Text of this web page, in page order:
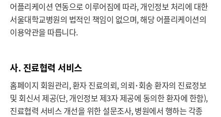
어플리케이션 연동으로 이루어짐에 따라, 개인정보 처리에 대한
서울대학교병원의 법적인 책임이 없으며, 해당 어플리케이션의
이용약관을 따릅니다.
사. 진료협력 서비스
홈페이지 회원관리, 환자 진료의뢰, 의뢰･회송 환자의 진료정보
및 회신서 제공(단, 개인정보 제3자 제공에 동의한 환자에 한함),
진료협력 서비스 개선을 위한 설문조사, 병원에서 행하는 각종